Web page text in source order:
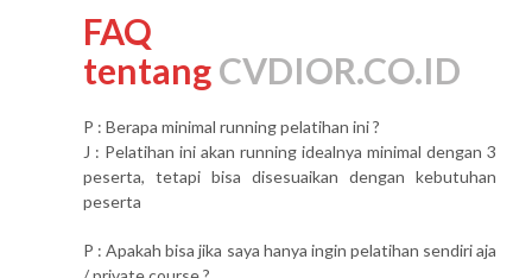
FAQ
tentangCVDIOR.CO.ID
P : Berapa minimal running pelatihan ini ?
J : Pelatihan ini akan running idealnya minimal dengan 3
peserta, tetapi bisa disesuaikan dengan kebutuhan
peserta
P : Apakah bisa jika saya hanya ingin pelatihan sendiri aja